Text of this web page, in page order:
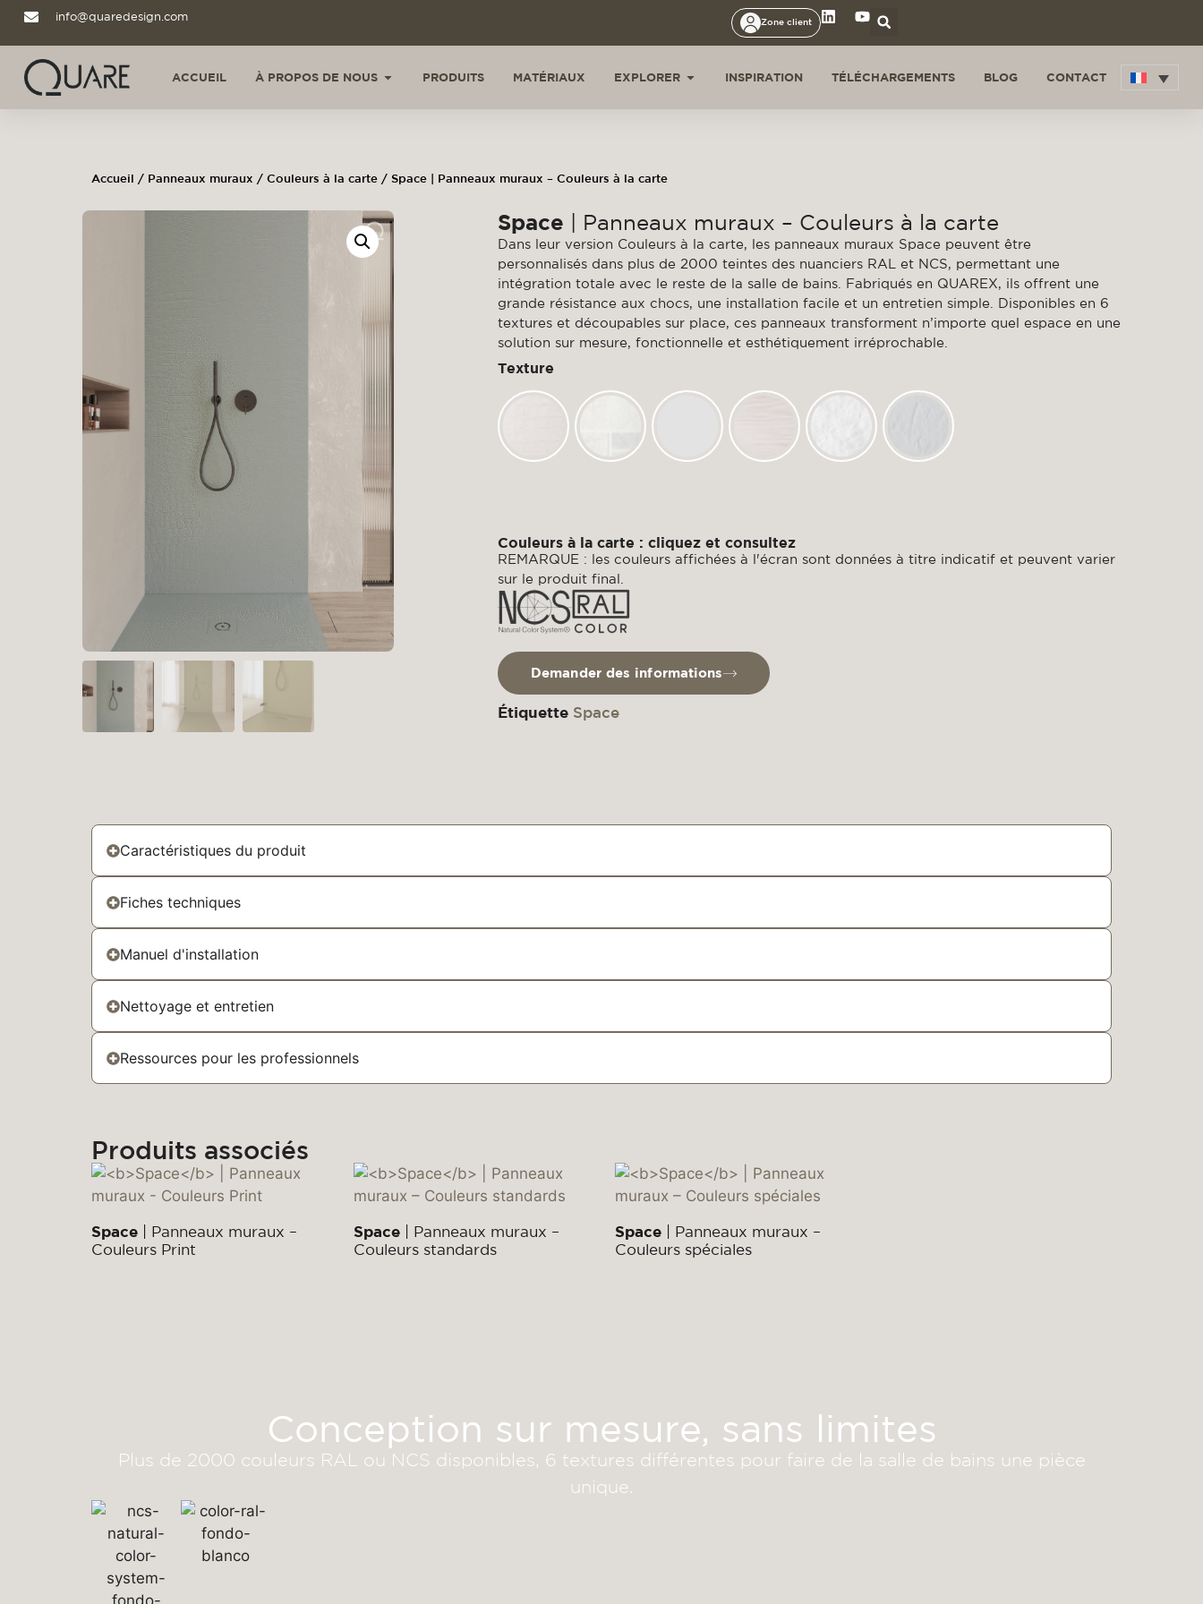
info@quaredesign.com Zone client
ACCUEIL À PROPOS DE NOUS PRODUITS MATÉRIAUX EXPLORER INSPIRATION TÉLÉCHARGEMENTS BLOG CONTACT
Accueil / Panneaux muraux / Couleurs à la carte / Space | Panneaux muraux – Couleurs à la carte
Space | Panneaux muraux – Couleurs à la carte
Dans leur version Couleurs à la carte, les panneaux muraux Space peuvent être
personnalisés dans plus de 2000 teintes des nuanciers RAL et NCS, permettant une
intégration totale avec le reste de la salle de bains. Fabriqués en QUAREX, ils offrent une
grande résistance aux chocs, une installation facile et un entretien simple. Disponibles en 6
textures et découpables sur place, ces panneaux transforment n’importe quel espace en une
solution sur mesure, fonctionnelle et esthétiquement irréprochable.
Texture
Couleurs à la carte : cliquez et consultez
REMARQUE : les couleurs affichées à l'écran sont données à titre indicatif et peuvent varier
sur le produit final.
Demander des informations
Étiquette Space
Caractéristiques du produit
Fiches techniques
Manuel d'installation
Nettoyage et entretien
Ressources pour les professionnels
Produits associés
Space | Panneaux muraux –
Couleurs Print
Space| Panneaux muraux –
Couleurs standards
Space | Panneaux muraux –
Couleurs spéciales
Conception sur mesure, sans limites
Plus de 2000 couleurs RAL ou NCS disponibles, 6 textures différentes pour faire de la salle de bains une pièce
unique.